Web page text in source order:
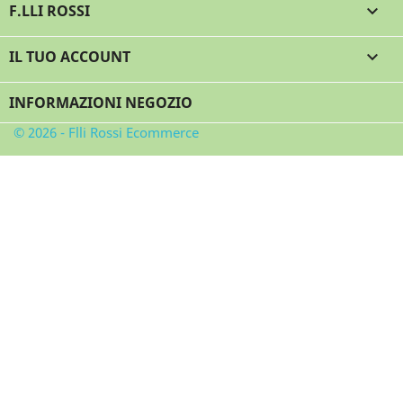
F.LLI ROSSI 
IL TUO ACCOUNT 
INFORMAZIONI NEGOZIO
© 2026 - Flli Rossi Ecommerce